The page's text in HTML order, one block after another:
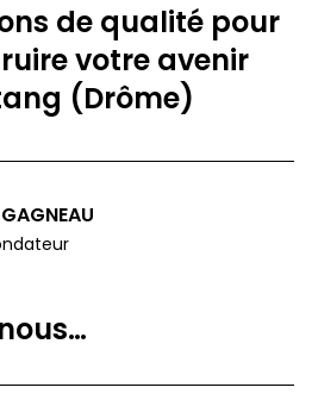
de qualité pour
votre avenir
(Drôme)